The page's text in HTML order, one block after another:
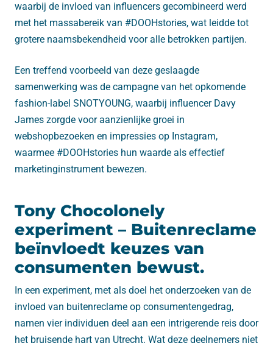
waarbij de invloed van influencers gecombineerd werd
met het massabereik van #DOOHstories, wat leidde tot
grotere naamsbekendheid voor alle betrokken partijen.
Een treffend voorbeeld van deze geslaagde
samenwerking was de campagne van het opkomende
fashion-label SNOTYOUNG, waarbij influencer Davy
James zorgde voor aanzienlijke groei in
webshopbezoeken en impressies op Instagram,
waarmee #DOOHstories hun waarde als effectief
marketinginstrument bewezen.
Tony Chocolonely
experiment – Buitenreclame
beïnvloedt keuzes van
consumenten bewust.
In een experiment, met als doel het onderzoeken van de
invloed van buitenreclame op consumentengedrag,
namen vier individuen deel aan een intrigerende reis door
het bruisende hart van Utrecht. Wat deze deelnemers niet